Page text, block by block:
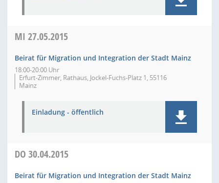
MI 27.05.2015
Beirat für Migration und Integration der Stadt Mainz
18:00-20:00 Uhr
Erfurt-Zimmer, Rathaus, Jockel-Fuchs-Platz 1, 55116
Mainz
Einladung - öffentlich
DO 30.04.2015
Beirat für Migration und Integration der Stadt Mainz